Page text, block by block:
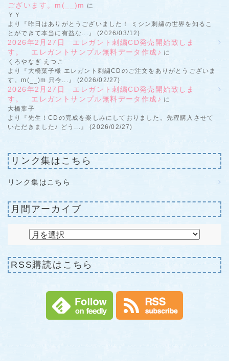
ございます。m(__)m に
ＹＹ
より『昨日はありがとうございました！ ミシン刺繍の世界を知るこ
とができて本当に有益な...』 (2026/03/12)
2026年2月27日 エレガント刺繍CD発売開始致しま
す。 エレガントサンプル無料データ作成♪ に
くろやなぎ えつこ
より『大橋葉子様 エレガント刺繍CDのご注文をありがとうございま
す。m(__)m 只今...』 (2026/02/27)
2026年2月27日 エレガント刺繍CD発売開始致しま
す。 エレガントサンプル無料データ作成♪ に
大橋葉子
より『先生！CDの完成を楽しみにしておりました。先程購入させて
いただきました♪ どう...』 (2026/02/27)
リンク集はこちら
リンク集はこちら
月間アーカイブ
RSS購読はこちら